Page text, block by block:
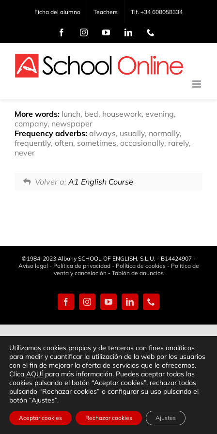
Ficha del alumno Teachers Tlf. +34 608058334
FacebookInstagramYouTubeLinkedIn
More words: lunch, bed, housework, evening,
company, newspaper
Frequency adverbs: always, usually, normally,
frequently, often, sometimes, occasionally, rarely,
never
Volver a:A1 English Course
©1984-2023 Albany SCHOOL OF ENGLISH, S.L.U. - B14424907 -
Aviso legal - Política de privacidad- Política de cookies- Política de
venta y cancelación- Tablón de anuncios
FacebookInstagramYouTubeLinkedIn
Utilizamos cookies propias y de terceros con fines analíticos
para medir y cuantificar la utilización de la web por los usuarios
con el fin de mejorar la oferta de servicios que le ofrecemos.
Clica AQUÍ para más información. Puedes aceptar todas las
cookies pulsando el botón “Aceptar cookies”, rechazar todas
pulsando “Rechazar cookies” o configurar su uso pulsando el
botón “Ajustes”.
Aceptar cookies Rechazar cookies Ajustes